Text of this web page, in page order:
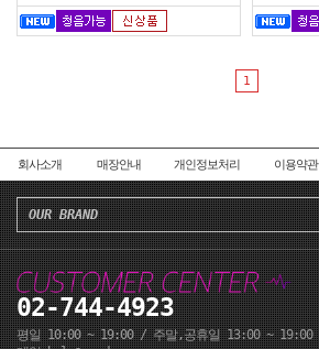
1
회사소개 매장안내 개인정보처리 이용약관
OUR BRAND
02-744-4923
평일 10:00 ~ 19:00 / 주말,공휴일 13:00 ~ 19:00